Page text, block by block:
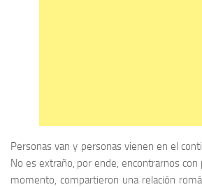
Personas van y personas vienen en el
No es extraño, por ende, encontrarnos con
momento, compartieron una relación